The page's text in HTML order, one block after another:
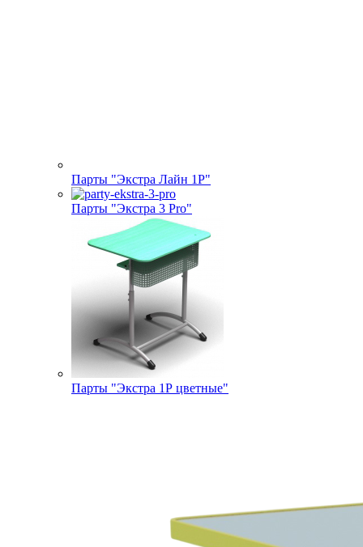
Парты "Экстра Лайн 1Р"
Парты "Экстра 3 Pro"
Парты "Экстра 1Р цветные"